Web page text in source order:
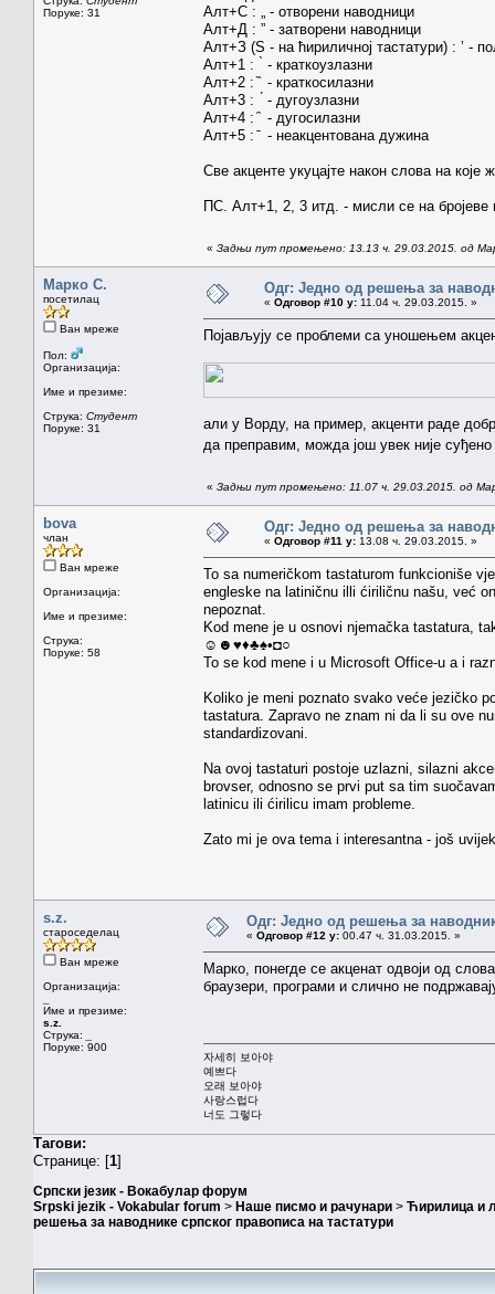
Поруке: 31
Алт+С : „ - отворени наводници
Алт+Д : ” - затворени наводници
Алт+З (Ѕ - на ћириличној тастатури) : ’ -
Алт+1 : ̀ - краткоузлазни
Алт+2 : ̏ - краткосилазни
Алт+3 : ́ - дугоузлазни
Алт+4 : ̑ - дугосилазни
Алт+5 : ̄ - неакцентована дужина
Све акценте укуцајте након слова на које
ПС. Алт+1, 2, 3 итд. - мисли се на бројеве
« Задњи пут промењено: 13.13 ч. 29.03.2015. од
Марко С.
посетилац
Ван мреже
Пол:
Организација:
Име и презиме:
Струка: Студент
Поруке: 31
Одг: Једно од решења за
« Одговор #10 у: 11.04 ч. 29.03.2015. »
Појављују се проблеми са уношењем
али у Ворду, на пример, акценти раде
да преправим, можда још увек није
« Задњи пут промењено: 11.07 ч. 29.03.2015. од
bova
члан
Ван мреже
Организација:
Име и презиме:
Струка:
Поруке: 58
Одг: Једно од решења за
« Одговор #11 у: 13.08 ч. 29.03.2015. »
To sa numeričkom tastaturom funkcioniše
engleske na latiničnu illi ćiriličnu našu, već
nepoznat.
Kod mene je u osnovi njemačka tastatura,
☺☻♥♦♣♠•◘○
To se kod mene i u Microsoft Office-u a i
Koliko je meni poznato svako veće jezičko
tastatura. Zapravo ne znam ni da li su ove
standardizovani.
Na ovoj tastaturi postoje uzlazni, silazni
brovser, odnosno se prvi put sa tim
latinicu ili ćirilicu imam probleme.
Zato mi je ova tema i interesantna - još
s.z.
староседелац
Ван мреже
Организација:
Име и презиме:
s.z.
Струка:
Поруке: 900
Одг: Једно од решења за
« Одговор #12 у: 00.47 ч. 31.03.2015. »
Марко, понегде се акценат одвоји од
браузери, програми и слично не
자세히 보아야
예쁘다
오래 보아야
사랑스럽다
너도 그렇다
Тагови:
Странице: [1]
Српски језик - Вокабулар форум
Srpski jezik - Vokabular forum > Наше писмо и рачунари > Ћирилица и
решења за наводнике српског правописа на тастатури